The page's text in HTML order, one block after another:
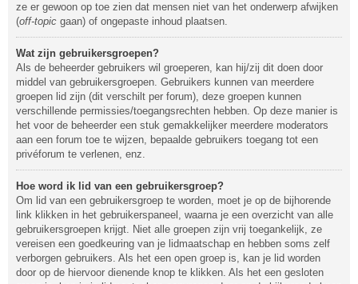
ze er gewoon op toe zien dat mensen niet van het onderwerp afwijken
(off-topic gaan) of ongepaste inhoud plaatsen.
Wat zijn gebruikersgroepen?
Als de beheerder gebruikers wil groeperen, kan hij/zij dit doen door
middel van gebruikersgroepen. Gebruikers kunnen van meerdere
groepen lid zijn (dit verschilt per forum), deze groepen kunnen
verschillende permissies/toegangsrechten hebben. Op deze manier is
het voor de beheerder een stuk gemakkelijker meerdere moderators
aan een forum toe te wijzen, bepaalde gebruikers toegang tot een
privéforum te verlenen, enz.
Hoe word ik lid van een gebruikersgroep?
Om lid van een gebruikersgroep te worden, moet je op de bijhorende
link klikken in het gebruikerspaneel, waarna je een overzicht van alle
gebruikersgroepen krijgt. Niet alle groepen zijn vrij toegankelijk, ze
vereisen een goedkeuring van je lidmaatschap en hebben soms zelf
verborgen gebruikers. Als het een open groep is, kan je lid worden
door op de hiervoor dienende knop te klikken. Als het een gesloten